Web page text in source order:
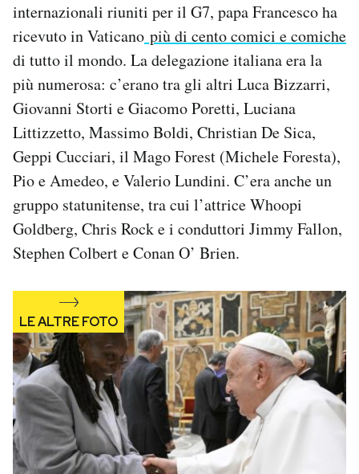
Notifiche mobile
Regala il Post
Hai bisogno di aiuto?
internazionali riuniti per il G7, papa Francesco ha
ricevuto in Vaticano più di cento comici e comiche
di tutto il mondo. La delegazione italiana era la
più numerosa: c’erano tra gli altri Luca Bizzarri,
Giovanni Storti e Giacomo Poretti, Luciana
Littizzetto, Massimo Boldi, Christian De Sica,
Geppi Cucciari, il Mago Forest (Michele Foresta),
Pio e Amedeo, e Valerio Lundini. C’era anche un
gruppo statunitense, tra cui l’attrice Whoopi
Goldberg, Chris Rock e i conduttori Jimmy Fallon,
Stephen Colbert e Conan O’ Brien.